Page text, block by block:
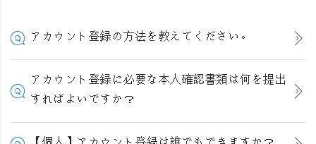
アカウント登録の方法を教えてください。
アカウント登録に必要な本人確認書類は何を提出
すればよいですか？